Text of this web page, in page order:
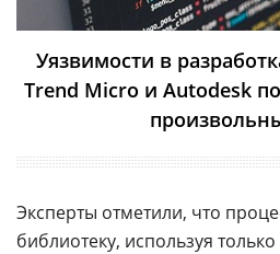
Уязвимости в
Trend Micro и Autodesk
Эксперты отметили, что
библиотеку, используя